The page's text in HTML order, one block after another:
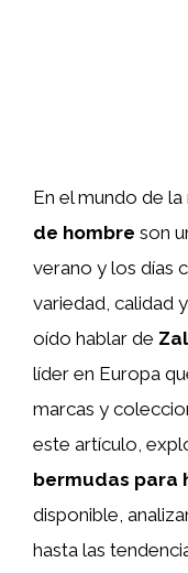
En el mundo de
de hombre son
verano y los días
variedad, calidad
oído hablar de
líder en Europa
marcas y
este artículo,
bermudas para
disponible,
hasta las